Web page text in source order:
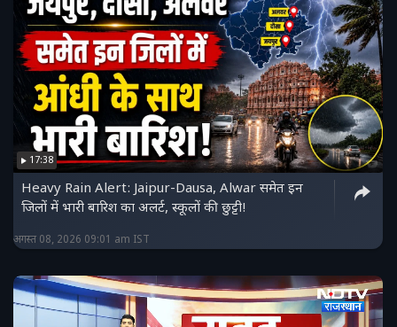
17:38
Heavy Rain Alert: Jaipur-Dausa, Alwar समेत इन
जिलों में भारी बारिश का अलर्ट, स्कूलों की छुट्टी!
अगस्त 08, 2026 09:01 am IST